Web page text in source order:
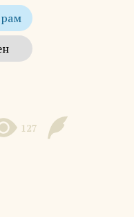
127